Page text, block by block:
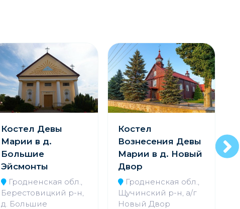
Костел Девы
Марии в д.
Большие
Эйсмонты
Гродненская обл.,
Берестовицкий р-н,
д. Большие
Костел
Вознесения Девы
Марии в д. Новый
Двор
Гродненская обл.,
Щучинский р-н, а/г
Новый Двор